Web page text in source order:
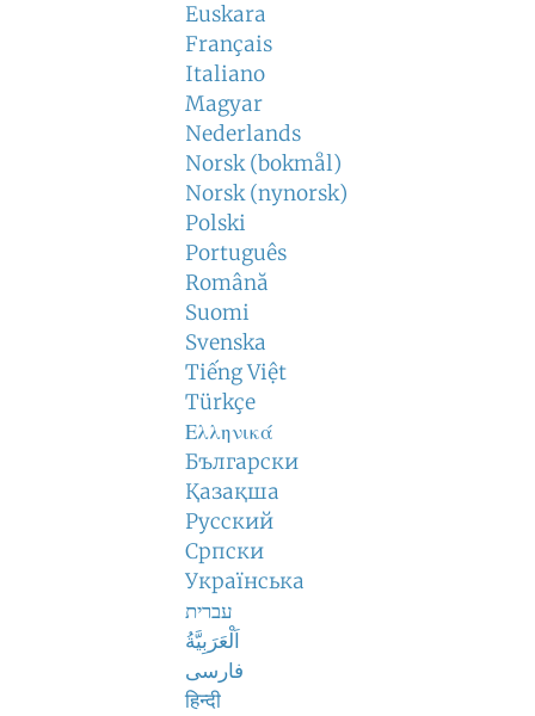
Euskara
Français
Italiano
Magyar
Nederlands
Norsk (bokmål)
Norsk (nynorsk)
Polski
Português
Română
Suomi
Svenska
Tiếng Việt
Türkçe
Ελληνικά
Български
Қазақша
Русский
Српски
Українська
עברית
اَلْعَرَبِيَّةُ
فارسی
हिन्दी